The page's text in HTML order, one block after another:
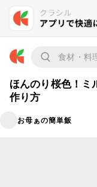
ほんのり桜色！ミ
作り方
お母ぁの簡単飯